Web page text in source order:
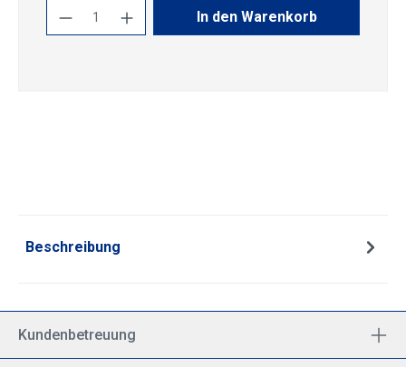
Produkt Anzahl: Gib den gewünschten
In den Warenkorb
Beschreibung
Kundenbetreuung